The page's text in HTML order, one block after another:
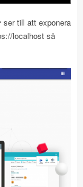
ser till att exponera
localhost så